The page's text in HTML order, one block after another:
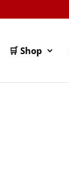
🛒 Shop